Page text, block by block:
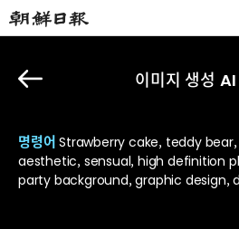
이미지 생성
명령어 Strawberry cake, teddy
aesthetic, sensual, high definition
party background, graphic design,